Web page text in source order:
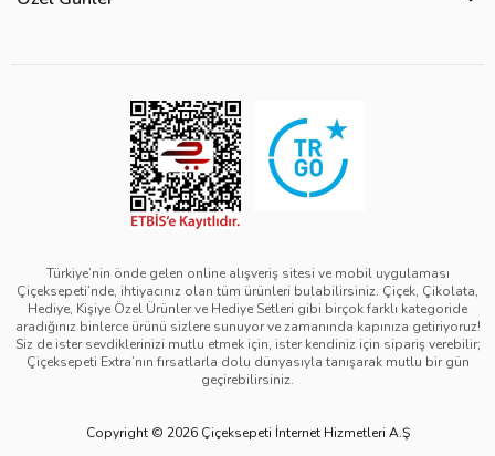
Mevsimlere Göre Çiçekler
Ürün Sıralama Kriterleri
Teslimat İpuçları
Sipariş Güncelleme Süreçleri
Reklamlarımız
Kampanya Detayları
Duyarlı Pazarlama Hareketi
Bilgi Toplumu Hizmetleri
Çiçeksepeti Üyelik Sözleşmesi
Mesafeli Satış Sözleşmesi - Çiçek
Mesafeli Satış Sözleşmesi - Hediye & Extra
Çerez Politikası
Yeşil IT Politikası
Çiçeksepeti Pazaryeri Kolaylıkları
Ödeme Seçenekleri
Anneler Günü Hediyeleri
Babalar Günü Hediyeleri
Öğretmenler Günü Hediyeleri
Yılbaşı Hediyeleri
Black Friday
Tıp Bayramı Hediyeleri
Avukatlar Günü Hediyeleri
Hemşireler Günü Hediyeleri
Türkiye’nin önde gelen online alışveriş sitesi ve mobil uygulaması
Çiçeksepeti’nde, ihtiyacınız olan tüm ürünleri bulabilirsiniz. Çiçek, Çikolata,
Hediye, Kişiye Özel Ürünler ve Hediye Setleri gibi birçok farklı kategoride
aradığınız binlerce ürünü sizlere sunuyor ve zamanında kapınıza getiriyoruz!
Siz de ister sevdiklerinizi mutlu etmek için, ister kendiniz için sipariş verebilir;
Çiçeksepeti Extra’nın fırsatlarla dolu dünyasıyla tanışarak mutlu bir gün
geçirebilirsiniz.
Copyright © 2026 Çiçeksepeti İnternet Hizmetleri A.Ş